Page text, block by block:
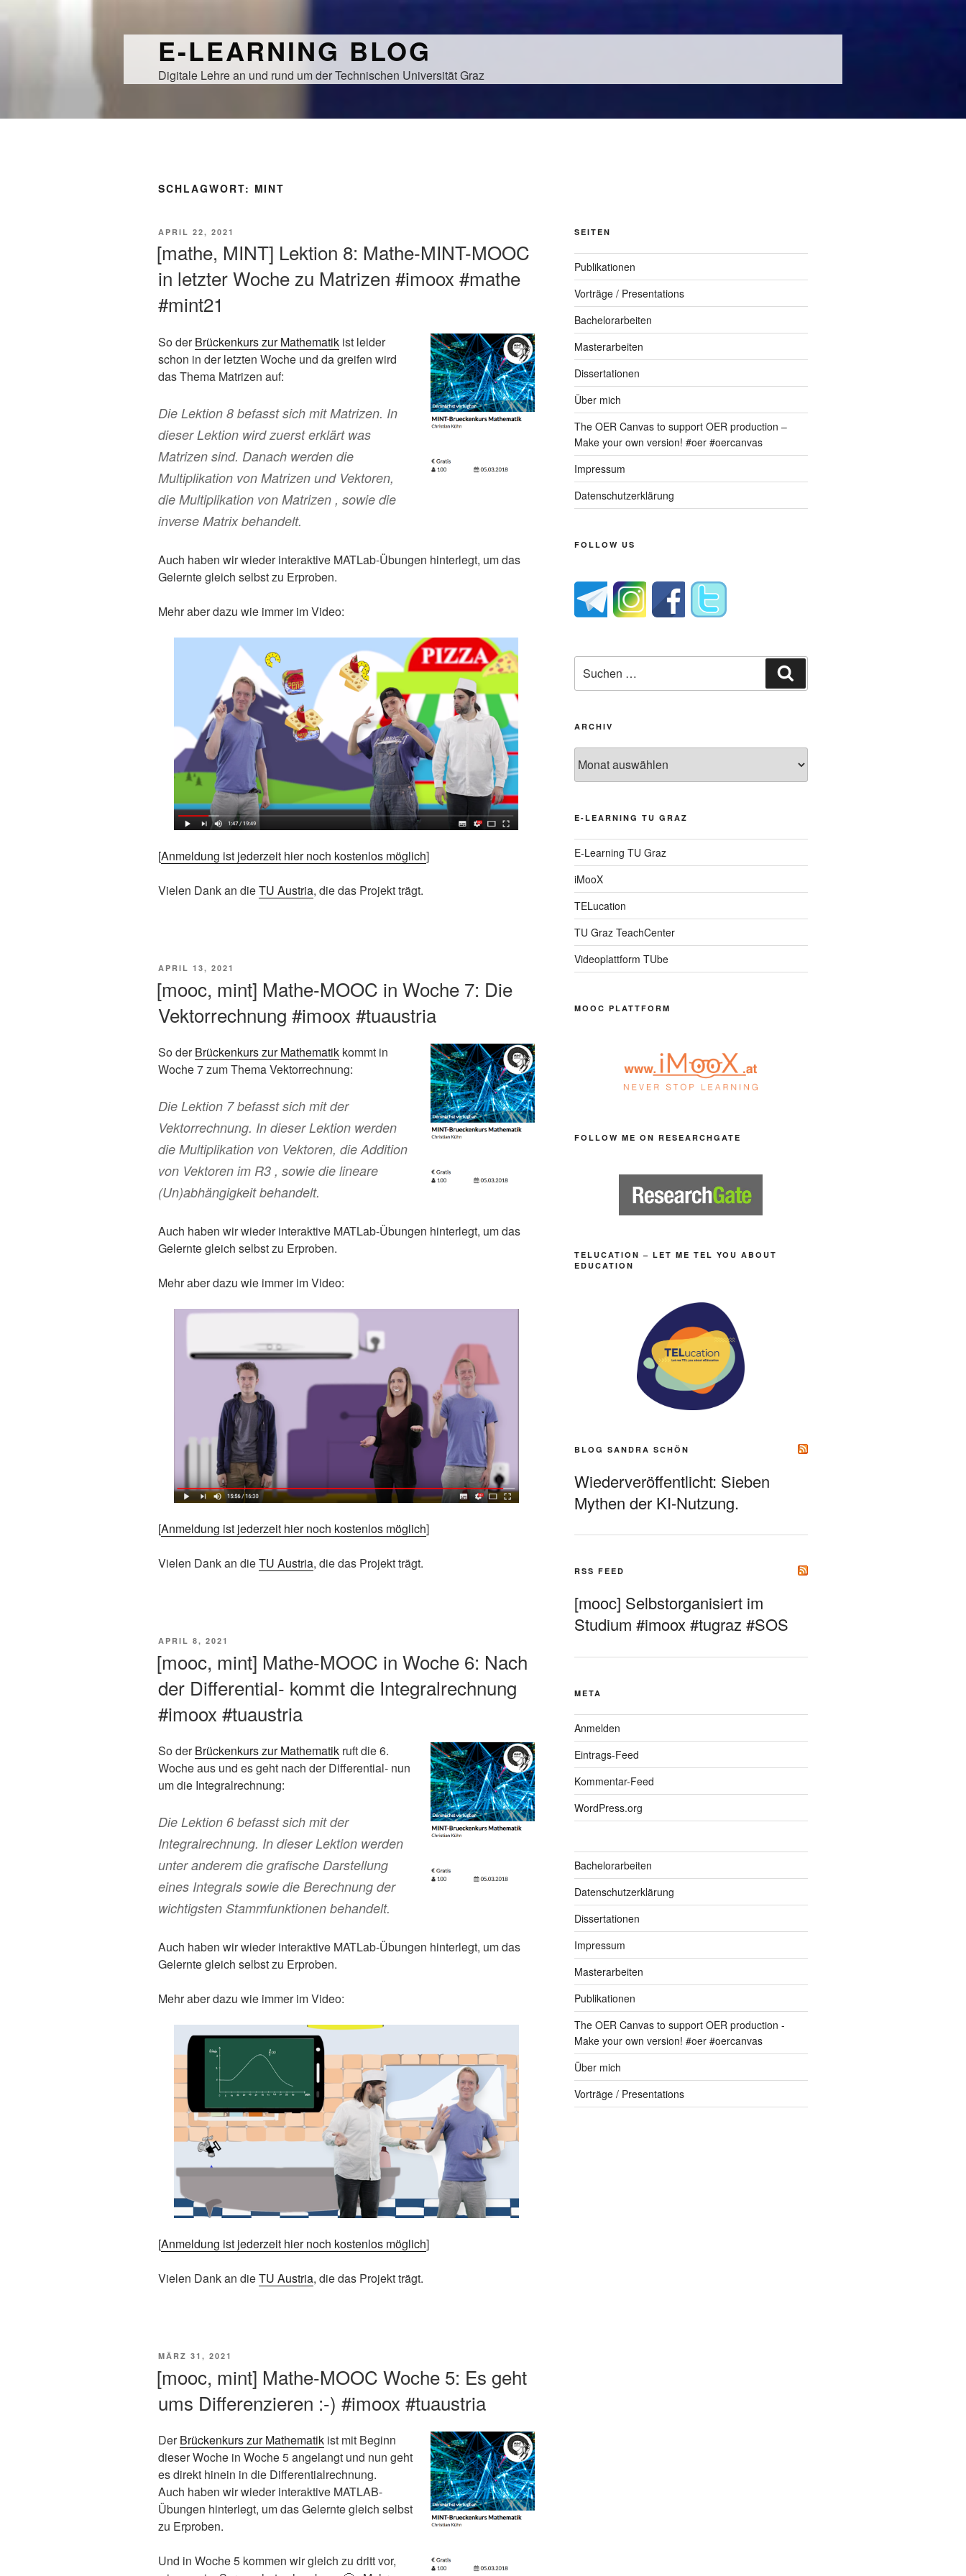
Inhalt
E-LEARNING BLOG
Digitale Lehre an und rund um der Technischen Universität Graz
SCHLAGWORT: MINT
VERÖFFENTLICHT
APRIL 22, 2021
[mathe, MINT] Lektion 8: Mathe-MINT-MOOC
in letzter Woche zu Matrizen #imoox #mathe
#mint21
So derBrückenkurs zur Mathematik ist leider
schon in der letzten Woche und da greifen wird
das Thema Matrizen auf:
Die Lektion 8 befasst sich mit Matrizen. In
dieser Lektion wird zuerst erklärt was
Matrizen sind. Danach werden die
Multiplikation von Matrizen und Vektoren,
die Multiplikation von Matrizen , sowie die
inverse Matrix behandelt.
Auch haben wir wieder interaktive MATLab-Übungen hinterlegt, um das
Gelernte gleich selbst zu Erproben.
Mehr aber dazu wie immer im Video:
[Anmeldung ist jederzeit hier noch kostenlos möglich]
Vielen Dank an dieTU Austria, die das Projekt trägt.
VERÖFFENTLICHT
APRIL 13, 2021
[mooc, mint] Mathe-MOOC in Woche 7: Die
Vektorrechnung #imoox #tuaustria
So derBrückenkurs zur Mathematik kommt in
Woche 7 zum Thema Vektorrechnung:
Die Lektion 7 befasst sich mit der
Vektorrechnung. In dieser Lektion werden
die Multiplikation von Vektoren, die Addition
von Vektoren im R3 , sowie die lineare
(Un)abhängigkeit behandelt.
Auch haben wir wieder interaktive MATLab-Übungen hinterlegt, um das
Gelernte gleich selbst zu Erproben.
Mehr aber dazu wie immer im Video:
[Anmeldung ist jederzeit hier noch kostenlos möglich]
Vielen Dank an dieTU Austria, die das Projekt trägt.
VERÖFFENTLICHT
APRIL 8, 2021
[mooc, mint] Mathe-MOOC in Woche 6: Nach
der Differential- kommt die Integralrechnung
#imoox #tuaustria
So derBrückenkurs zur Mathematik ruft die 6.
Woche aus und es geht nach der Differential- nun
um die Integralrechnung:
Die Lektion 6 befasst sich mit der
Integralrechnung. In dieser Lektion werden
unter anderem die grafische Darstellung
eines Integrals sowie die Berechnung der
wichtigsten Stammfunktionen behandelt.
Auch haben wir wieder interaktive MATLab-Übungen hinterlegt, um das
Gelernte gleich selbst zu Erproben.
Mehr aber dazu wie immer im Video:
[Anmeldung ist jederzeit hier noch kostenlos möglich]
Vielen Dank an dieTU Austria, die das Projekt trägt.
VERÖFFENTLICHT
MÄRZ 31, 2021
[mooc, mint] Mathe-MOOC Woche 5: Es geht
ums Differenzieren :-) #imoox #tuaustria
DerBrückenkurs zur Mathematik ist mit Beginn
dieser Woche in Woche 5 angelangt und nun geht
es direkt hinein in die Differentialrechnung.
Auch haben wir wieder interaktive MATLAB-
Übungen hinterlegt, um das Gelernte gleich selbst
zu Erproben.
Und in Woche 5 kommen wir gleich zu dritt vor,
SEITEN
Publikationen
Vorträge / Presentations
Bachelorarbeiten
Masterarbeiten
Dissertationen
Über mich
The OER Canvas to support OER production –
Make your own version! #oer #oercanvas
Impressum
Datenschutzerklärung
FOLLOW US
nach:
ARCHIV
E-LEARNING TU GRAZ
E-Learning TU Graz
iMooX
TELucation
TU Graz TeachCenter
Videoplattform TUbe
MOOC PLATTFORM
FOLLOW ME ON RESEARCHGATE
TELUCATION – LET ME TEL YOU ABOUT
EDUCATION
BLOG SANDRA SCHÖN
Wiederveröffentlicht: Sieben
Mythen der KI-Nutzung.
RSS FEED
[mooc] Selbstorganisiert im
Studium #imoox #tugraz #SOS
META
Anmelden
Eintrags-Feed
Kommentar-Feed
WordPress.org
Bachelorarbeiten
Datenschutzerklärung
Dissertationen
Impressum
Masterarbeiten
Publikationen
The OER Canvas to support OER production -
Make your own version! #oer #oercanvas
Über mich
Vorträge / Presentations